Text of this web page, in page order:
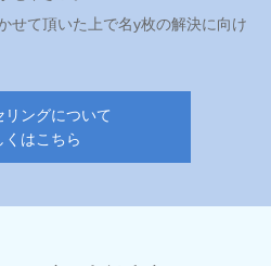
せて頂いた上で名y枚の解決に向け
リングについて
くはこちら